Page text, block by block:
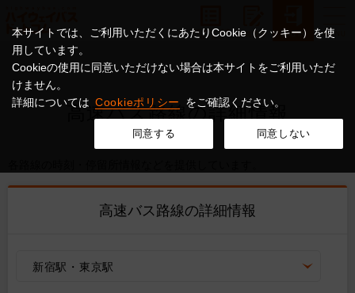
本サイトでは、ご利用いただくにあたりCookie（クッキー）を使
用しています。
Cookieの使用に同意いただけない場合は本サイトをご利用いただ
けません。
詳細については Cookieポリシー をご確認ください。
同意する 同意しない
高速バス路線の詳細情報
高速バス路線の詳細情報
新宿駅・東京駅